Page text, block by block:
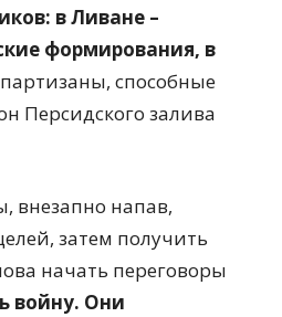
в Ливане –
формирования, в
способные
Персидского залива
внезапно напав,
затем получить
начать переговоры
войну. Они